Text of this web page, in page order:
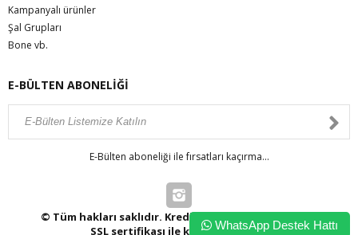
Kampanyalı ürünler
Şal Grupları
Bone vb.
E-BÜLTEN ABONELİĞİ
E-Bülten aboneliği ile fırsatları kaçırma...
© Tüm hakları saklıdır. Kredi kartı bilgileriniz 256bit
SSL sertifikası ile korunmaktadır.WhatsApp Destek Hattı